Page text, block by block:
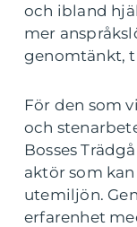
och ibland
mer
genomtänkt,
För den som
och
Bosses
aktör som
utemiljön.
erfarenhet